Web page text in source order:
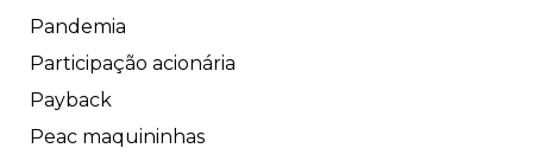
Pandemia
Participação acionária
Payback
Peac maquininhas